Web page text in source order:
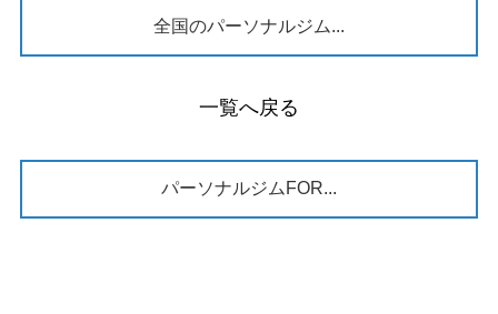
全国のパーソナルジム...
一覧へ戻る
パーソナルジムFOR...